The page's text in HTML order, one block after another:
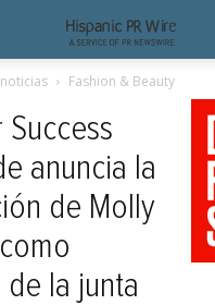
Fashion & Beauty
Success
anuncia la
de Molly
la junta